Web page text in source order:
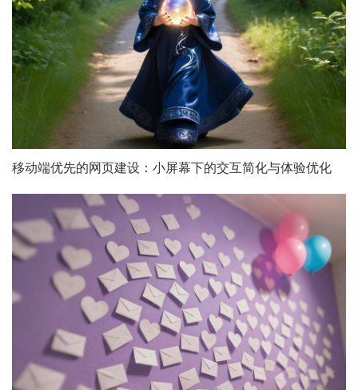
移动端优先的网页建设：小屏幕下的交互简化与体验优化